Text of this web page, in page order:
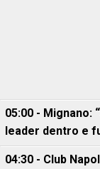
05:00 - Mignano:
leader dentro e
04:30 - Club